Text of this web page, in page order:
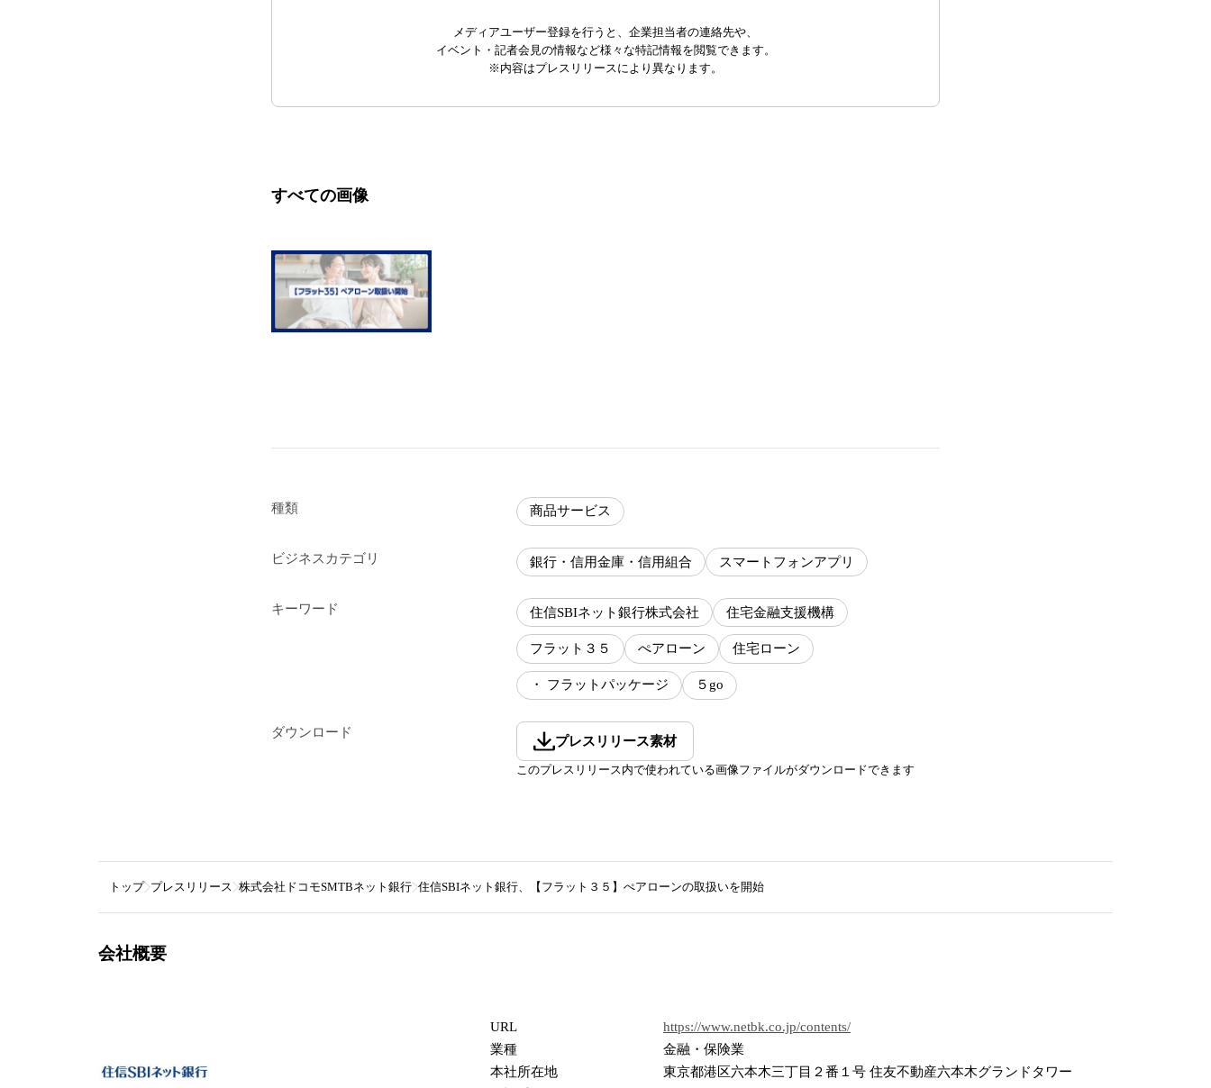
メディアユーザー登録を行うと、企業担当者の連絡先や、
イベント・記者会見の情報など様々な特記情報を閲覧できます。
※内容はプレスリリースにより異なります。
すべての画像
種類 商品サービス
ビジネスカテゴリ 銀行・信用金庫・信用組合 スマートフォンアプリ
キーワード 住信SBIネット銀行株式会社 住宅金融支援機構
フラット３５ ぺアローン 住宅ローン
・ フラットパッケージ ５go
ダウンロード
プレスリリース素材
このプレスリリース内で使われている画像ファイルがダウンロードできます
トップ プレスリリース 株式会社ドコモSMTBネット銀行 住信SBIネット銀行、【フラット３５】ぺアローンの取扱いを開始
会社概要
URL
https://www.netbk.co.jp/contents/
業種
金融・保険業
本社所在地
東京都港区六本木三丁目２番１号 住友不動産六本木グランドタワー